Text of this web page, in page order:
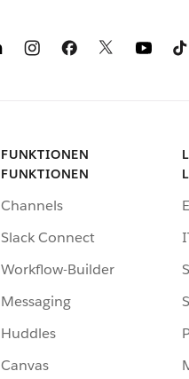
FUNKTIONEN
FUNKTIONEN
Channels
Slack Connect
Workflow-Builder
Messaging
Huddles
Canvas